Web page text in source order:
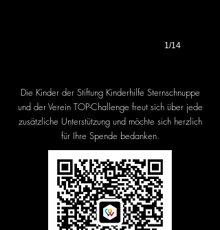
1/14
Die Kinder der Stiftung Kinderhilfe Sternschnuppe
und der Verein TOP-Challenge freut sich über jede
zusätzliche Unterstützung und möchte sich herzlich
für Ihre Spende bedanken.